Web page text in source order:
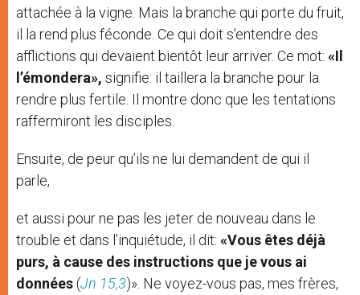
attachée à la vigne. Mais la branche qui porte du fruit,
il la rend plus féconde. Ce qui doit s’entendre des
afflictions qui devaient bientôt leur arriver. Ce mot: «Il
l’émondera», signifie: il taillera la branche pour la
rendre plus fertile. Il montre donc que les tentations
raffermiront les disciples.
Ensuite, de peur qu’ils ne lui demandent de qui il
parle,
et aussi pour ne pas les jeter de nouveau dans le
trouble et dans l’inquiétude, il dit: «Vous êtes déjà
purs, à cause des instructions que je vous ai
données (Jn 15,3)». Ne voyez-vous pas, mes frères,